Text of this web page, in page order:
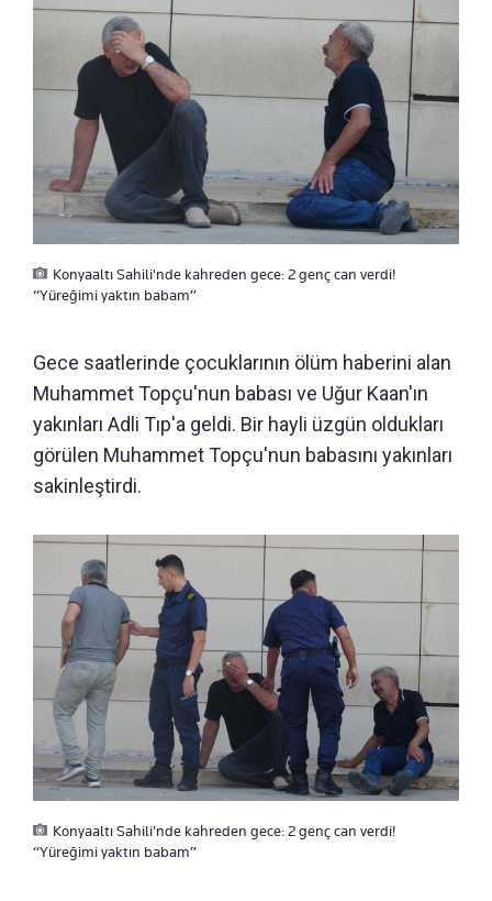
Konyaaltı Sahili'nde kahreden gece: 2 genç can verdi!
“Yüreğimi yaktın babam”
Gece saatlerinde çocuklarının ölüm haberini alan
Muhammet Topçu'nun babası ve Uğur Kaan'ın
yakınları Adli Tıp'a geldi. Bir hayli üzgün oldukları
görülen Muhammet Topçu'nun babasını yakınları
sakinleştirdi.
Konyaaltı Sahili'nde kahreden gece: 2 genç can verdi!
“Yüreğimi yaktın babam”